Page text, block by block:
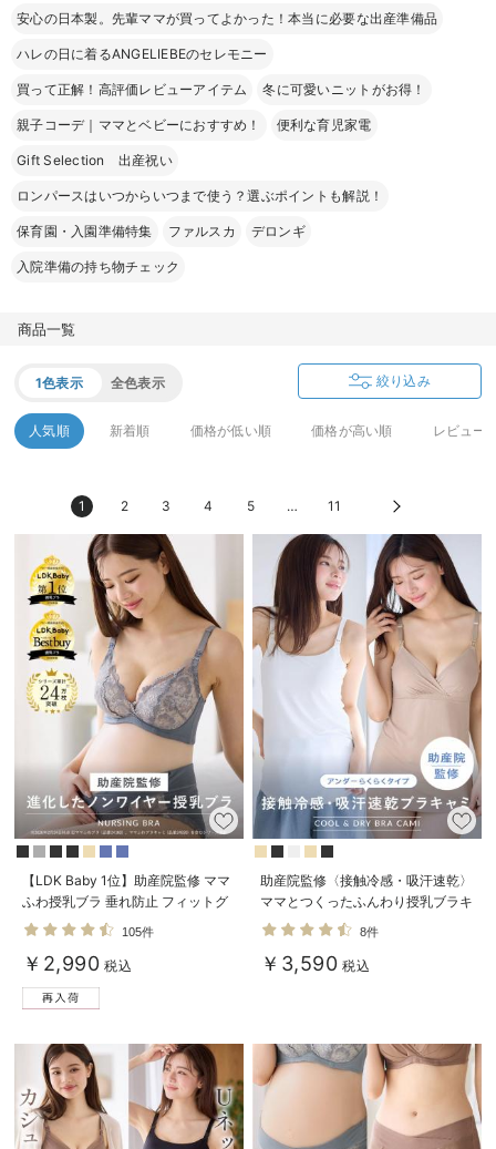
快適機能ウェア特集 ボトムス
快適機能ウェア特集 パジャマ
安心の日本製。先輩ママが買ってよかった！本当に必要な出産準備品
ハレの日に着るANGELIEBEのセレモニー
買って正解！高評価レビューアイテム
冬に可愛いニットがお得！
便利な育児家電
ロンパースはいつからいつまで使う？選ぶポイントも解説！
保育園・入園準備特集
ファルスカ
デロンギ
入院準備の持ち物チェック
お部屋映えアイテム
安心の日本製。先輩ママが買ってよかった！本当に必要な出産準備品
ハレの日に着るANGELIEBEのセレモニー
買って正解！高評価レビューアイテム 冬に可愛いニットがお得！
親子コーデ｜ママとベビーにおすすめ！ 便利な育児家電
Gift Selection 出産祝い
ロンパースはいつからいつまで使う？選ぶポイントも解説！
保育園・入園準備特集 ファルスカ デロンギ
入院準備の持ち物チェック
商品一覧
1色表示 全色表示 絞り込み
人気順 新着順 価格が低い順 価格が高い順 レビュー
1 2 3 4 5 … 11
【LDK Baby 1位】助産院監修 ママ
ふわ授乳ブラ 垂れ防止 フィットグ
ミ ノンワイヤー ｜ マタニティ・授
105件
￥2,990 税込
助産院監修〈接触冷感・吸汗速乾〉
ママとつくったふんわり授乳ブラキ
ャミ アンダーらくらくタイプ
8件
￥3,590 税込